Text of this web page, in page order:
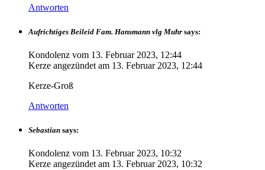
Antworten
Aufrichtiges Beileid Fam. Hansmann vlg Muhr says:
Kondolenz vom 13. Februar 2023, 12:44
Kerze angezündet am 13. Februar 2023, 12:44
Kerze-Groß
Antworten
Sebastian says:
Kondolenz vom 13. Februar 2023, 10:32
Kerze angezündet am 13. Februar 2023, 10:32